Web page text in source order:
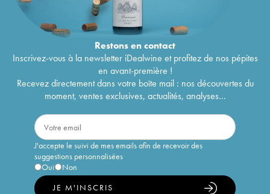
Limited Release
Dalmore 20 years Of. 2023 Edition
Dalmore 1990 Of. Bourbon Matured Cask n°1
Restons encontact
Inscrivez-vous à la newsletter iDealwine et profitez de nos pépites
en avant-première !
Recevez directement dans votre boîte mail : nos découvertes du
moment, ventes exclusives, actualités, analyses...
J'accepte le suivi de mes emails afin de recevoir des
suggestions personnalisées
Oui
Non
JE M'INSCRIS